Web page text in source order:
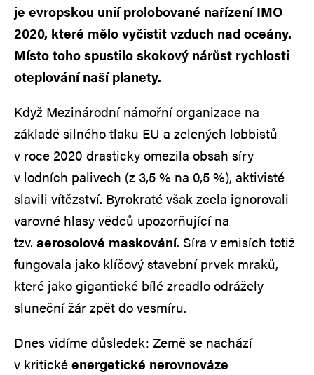
je evropskou unií prolobované nařízení IMO
2020, které mělo vyčistit vzduch nad oceány.
Místo toho spustilo skokový nárůst rychlosti
oteplování naší planety.
Když Mezinárodní námořní organizace na
základě silného tlaku EU a zelených lobbistů
v roce 2020 drasticky omezila obsah síry
v lodních palivech (z 3,5 % na 0,5 %), aktivisté
slavili vítězství. Byrokraté však zcela ignorovali
varovné hlasy vědců upozorňující na
tzv. aerosolové maskování. Síra v emisích totiž
fungovala jako klíčový stavební prvek mraků,
které jako gigantické bílé zrcadlo odrážely
sluneční žár zpět do vesmíru.
Dnes vidíme důsledek: Země se nachází
v kritickéenergetické nerovnováze